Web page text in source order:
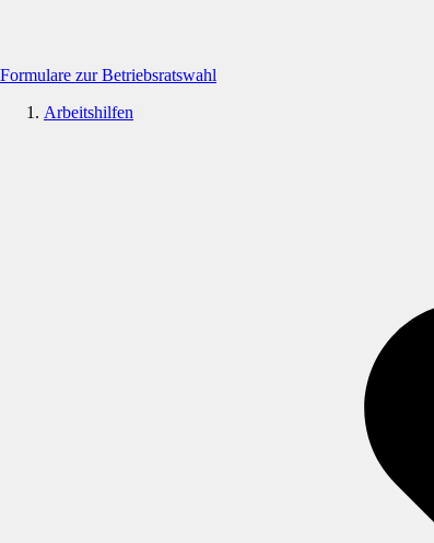
Formulare zur Betriebsratswahl
Arbeitshilfen